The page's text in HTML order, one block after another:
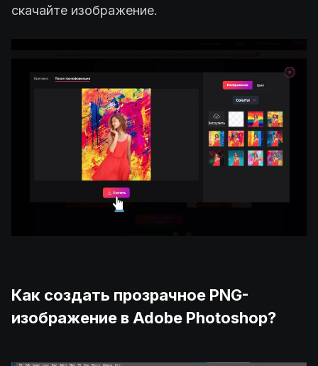
скачайте изображение.
Как создать прозрачное PNG-
изображение в Adobe Photoshop?